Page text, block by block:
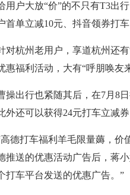
户大放“价”的不只有T3出行
首单立减10元、抖音领券打
杭州老用户，享道杭州还有“
惠福利活动，大有“呼朋唤友
出行也紧随其后，在7月8日
外还可以获得24元打车立减券
打车福利羊毛限量薅，价值
推送的优惠活动广告后，蒋
打车平台发送的优惠广告。”